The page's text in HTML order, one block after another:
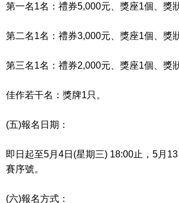
第一名1名：禮券5,000元、獎座1個、獎
第二名1名：禮券3,000元、獎座1個、獎
第三名1名：禮券2,000元、獎座1個、獎
佳作若干名：獎牌1只。
(五)報名日期：
即日起至5月4日(星期三) 18:00止，5月
賽序號。
(六)報名方式：